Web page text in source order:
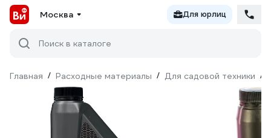
Москва Для юрлиц
Поиск в каталоге
Главная / Расходные материалы / Для садовой техники /